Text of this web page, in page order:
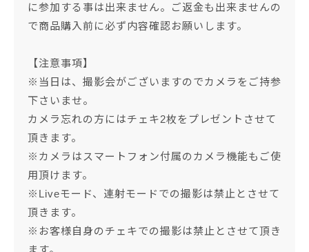
に参加する事は出来ません。ご返金も出来ませんの
で商品購入前に必ず内容確認お願いします。
【注意事項】
※当日は、撮影会がございますのでカメラをご持参
下さいませ。
カメラ忘れの方にはチェキ2枚をプレゼントさせて
頂きます。
※カメラはスマートフォン付属のカメラ機能もご使
用頂けます。
※Liveモード、連射モードでの撮影は禁止とさせて
頂きます。
※お客様自身のチェキでの撮影は禁止とさせて頂き
ます。